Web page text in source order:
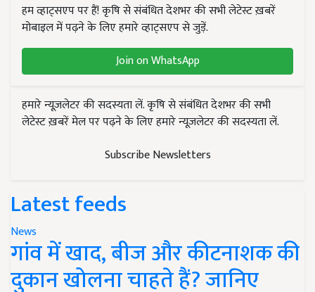
हम व्हाट्सएप पर हैं! कृषि से संबंधित देशभर की सभी लेटेस्ट ख़बरें
मोबाइल में पढ़ने के लिए हमारे व्हाट्सएप से जुड़ें.
Join on WhatsApp
हमारे न्यूज़लेटर की सदस्यता लें. कृषि से संबंधित देशभर की सभी
लेटेस्ट ख़बरें मेल पर पढ़ने के लिए हमारे न्यूज़लेटर की सदस्यता लें.
Subscribe Newsletters
Latest feeds
News
गांव में खाद, बीज और कीटनाशक की
दुकान खोलना चाहते हैं? जानिए